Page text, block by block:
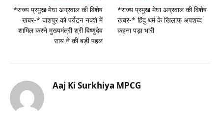
*राज्य प्रमुख मेघा अग्रवाल की विशेष
खबर-* जशपुर को पर्यटन नक्शे में
शामिल करने मुख्यमंत्री श्री विष्णुदेव
साय ने की बड़ी पहल
*राज्य प्रमुख मेघा अग्रवाल की विशेष
खबर-* हिंदु धर्म के खिलाफ अपशब्द
कहना पड़ा भारी
Aaj Ki Surkhiya MPCG